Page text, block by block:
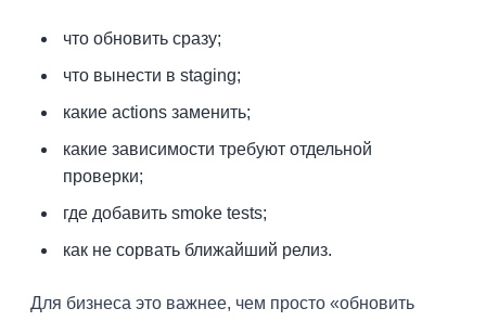
что обновить сразу;
что вынести в staging;
какие actions заменить;
какие зависимости требуют отдельной
проверки;
где добавить smoke tests;
как не сорвать ближайший релиз.
Для бизнеса это важнее, чем просто «обновить